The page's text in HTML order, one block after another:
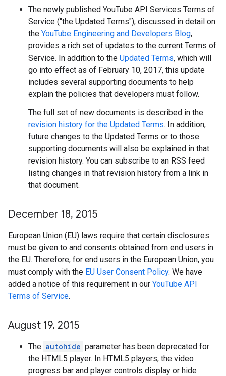
The newly published YouTube API Services Terms of
Service ("the Updated Terms"), discussed in detail on
the YouTube Engineering and Developers Blog,
provides a rich set of updates to the current Terms of
Service. In addition to the Updated Terms, which will
go into effect as of February 10, 2017, this update
includes several supporting documents to help
explain the policies that developers must follow.
The full set of new documents is described in the
revision history for the Updated Terms. In addition,
future changes to the Updated Terms or to those
supporting documents will also be explained in that
revision history. You can subscribe to an RSS feed
listing changes in that revision history from a link in
that document.
December 18, 2015
European Union (EU) laws require that certain disclosures
must be given to and consents obtained from end users in
the EU. Therefore, for end users in the European Union, you
must comply with the EU User Consent Policy. We have
added a notice of this requirement in our YouTube API
Terms of Service.
August 19, 2015
The autohide parameter has been deprecated for
the HTML5 player. In HTML5 players, the video
progress bar and player controls display or hide